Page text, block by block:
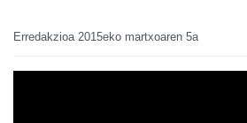
Erredakzioa 2015eko martxoaren 5a